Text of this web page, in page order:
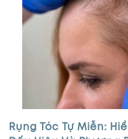
Rụng Tóc Tự Miễn: